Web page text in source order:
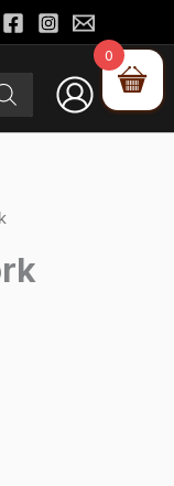
0